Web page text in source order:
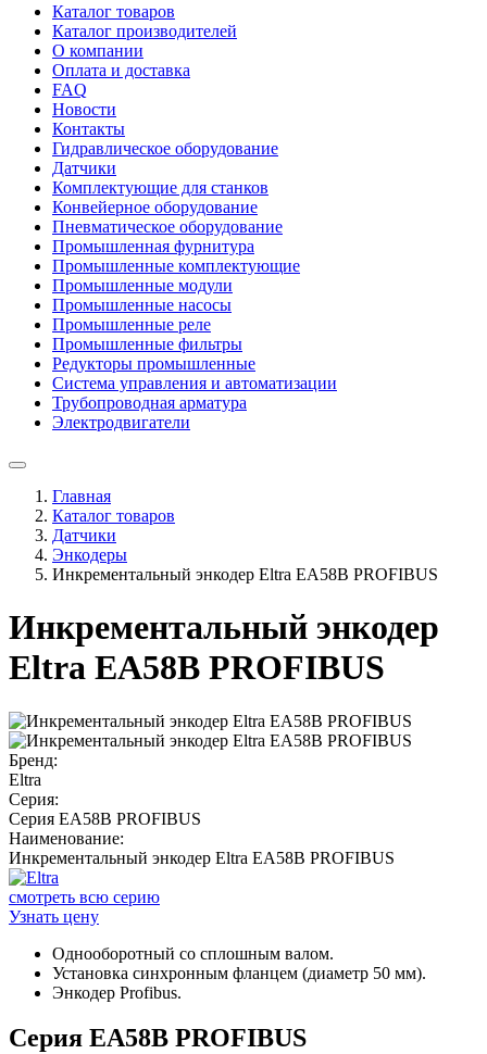
Каталог товаров
Каталог производителей
О компании
Оплата и доставка
FAQ
Новости
Контакты
Гидравлическое оборудование
Датчики
Комплектующие для станков
Конвейерное оборудование
Пневматическое оборудование
Промышленная фурнитура
Промышленные комплектующие
Промышленные модули
Промышленные насосы
Промышленные реле
Промышленные фильтры
Редукторы промышленные
Система управления и автоматизации
Трубопроводная арматура
Электродвигатели
Главная
Каталог товаров
Датчики
Энкодеры
Инкрементальный энкодер Eltra EA58B PROFIBUS
Инкрементальный энкодер
Eltra EA58B PROFIBUS
Бренд:
Eltra
Серия:
Серия EA58B PROFIBUS
Наименование:
Инкрементальный энкодер Eltra EA58B PROFIBUS
смотреть всю серию
Узнать цену
Однооборотный со сплошным валом.
Установка синхронным фланцем (диаметр 50 мм).
Энкодер Profibus.
Серия EA58B PROFIBUS